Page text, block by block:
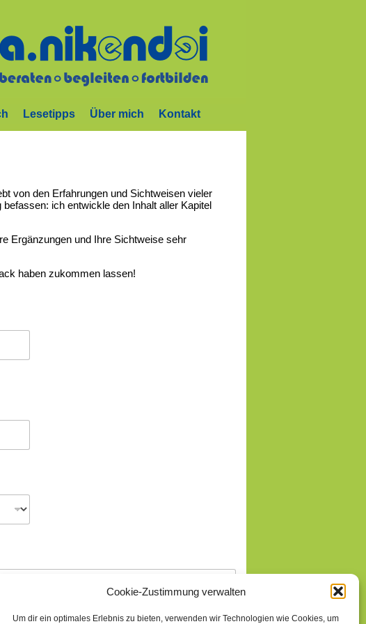
Cookie-Zustimmung verwalten
Um dir ein optimales Erlebnis zu bieten, verwenden wir Technologien wie Cookies, um
Lesetipps Über mich Kontakt
von den Erfahrungen und Sichtweisen vieler
ich entwickle den Inhalt aller Kapitel
Ergänzungen und Ihre Sichtweise sehr
haben zukommen lassen!